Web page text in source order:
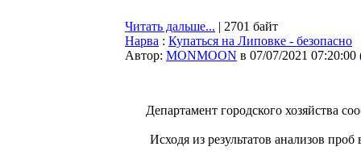
Читать дальше... | 2701 байт
Нарва : Купаться на Липовке - безопасно
Автор: MONMOON в 07/07/2021 07:20:00
Департамент городского хозяйства
Исходя из результатов анализов